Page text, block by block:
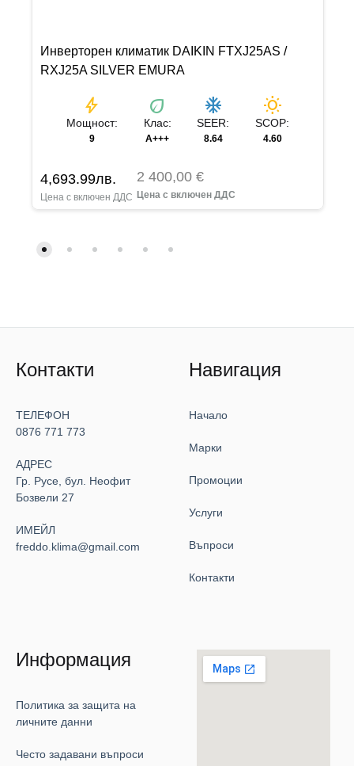
Инверторен климатик DAIKIN FTXJ25AS /
RXJ25A SILVER EMURA
bolt
Мощност:
9
eco
Клас:
A+++
ac_unit
SEER:
8.64
wb_sunny
SCOP:
4.60
4,693.99лв. 2 400,00 €
Контакти
ТЕЛЕФОН
0876 771 773
АДРЕС
Гр. Русе, бул. Неофит
Бозвели 27
ИМЕЙЛ
freddo.klima@gmail.com
Навигация
Начало
Марки
Промоции
Услуги
Въпроси
Контакти
Информация
Политика за защита на
личните данни
Често задавани въпроси